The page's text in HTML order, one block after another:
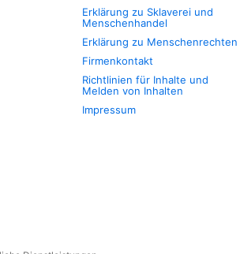
Erklärung zu Sklaverei und
Menschenhandel
Erklärung zu Menschenrechten
Firmenkontakt
Richtlinien für Inhalte und
Melden von Inhalten
Impressum